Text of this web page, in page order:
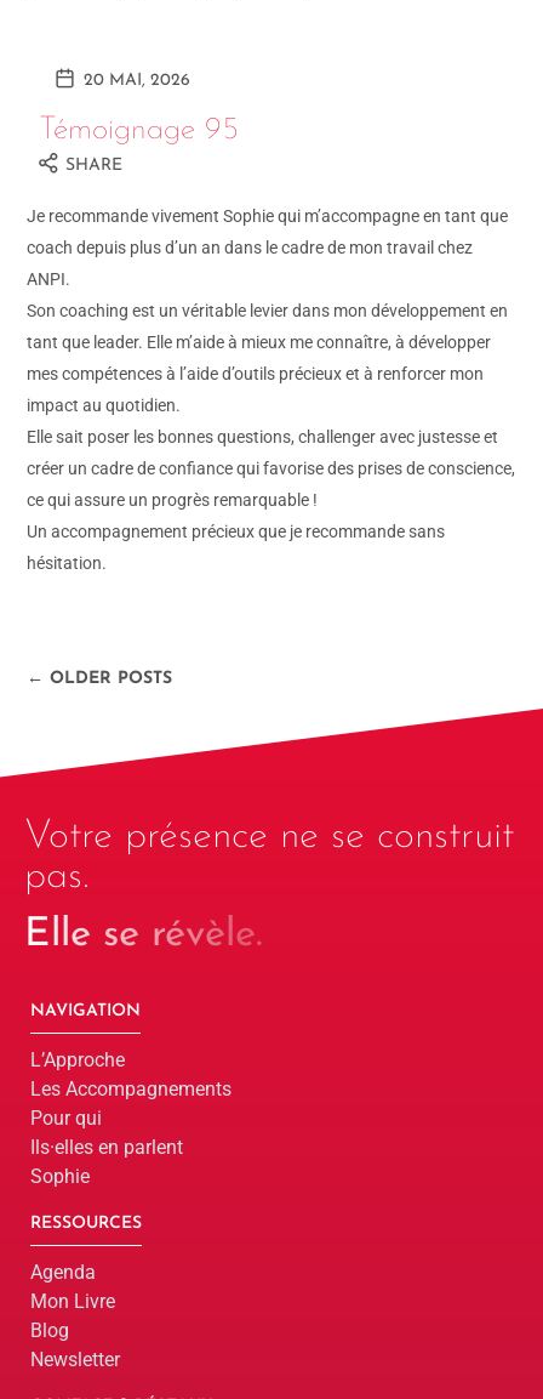
20 MAI, 2026
Témoignage 95
SHARE
Je recommande vivement Sophie qui m’accompagne en tant que
coach depuis plus d’un an dans le cadre de mon travail chez
ANPI.
Son coaching est un véritable levier dans mon développement en
tant que leader. Elle m’aide à mieux me connaître, à développer
mes compétences à l’aide d’outils précieux et à renforcer mon
impact au quotidien.
Elle sait poser les bonnes questions, challenger avec justesse et
créer un cadre de confiance qui favorise des prises de conscience,
ce qui assure un progrès remarquable !
Un accompagnement précieux que je recommande sans
hésitation.
← OLDER POSTS
Votre présence ne se construit
pas.
Elle se révèle.
NAVIGATION
L’Approche
Les Accompagnements
Pour qui
Ils·elles en parlent
Sophie
RESSOURCES
Agenda
Mon Livre
Blog
Newsletter